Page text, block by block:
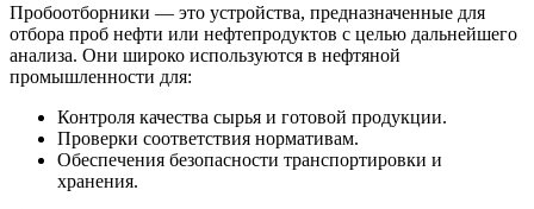
Пробоотборники — это устройства, предназначенные для
отбора проб нефти или нефтепродуктов с целью дальнейшего
анализа. Они широко используются в нефтяной
промышленности для:
Контроля качества сырья и готовой продукции.
Проверки соответствия нормативам.
Обеспечения безопасности транспортировки и
хранения.